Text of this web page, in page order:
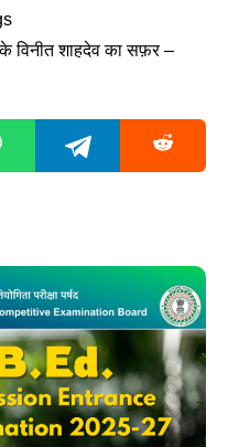
विनीत शाहदेव का सफ़र –